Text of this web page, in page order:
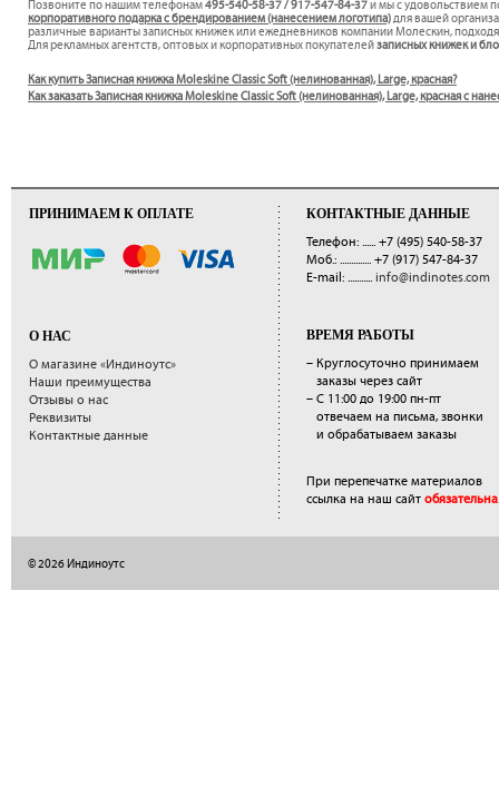
Позвоните по нашим телефонам495-540-58-37 / 917-547-84-37и мы с удовольствием
корпоративного подарка с брендированием (нанесением логотипа)для вашей
различные варианты записных книжек или ежедневников компании Молескин,
Для рекламных агентств, оптовых и корпоративных покупателейзаписных книжек и
Как купить Записная книжка Moleskine Classic Soft (нелинованная), Large, красная?
Как заказать Записная книжка Moleskine Classic Soft (нелинованная), Large, красная с
ПРИНИМАЕМ К ОПЛАТЕ
О НАС
О магазине «Индиноутс»
Наши преимущества
Отзывы о нас
Реквизиты
Контактные данные
КОНТАКТНЫЕ ДАННЫЕ
Телефон: ...... +7 (495) 540-58-37
Моб.: .............. +7 (917) 547-84-37
E-mail: ........... info@indinotes.com
ВРЕМЯ РАБОТЫ
– Круглосуточно принимаем
заказы через сайт
– С 11:00 до 19:00 пн-пт
отвечаем на письма, звонки
и обрабатываем заказы
При перепечатке материалов
ссылка на наш сайт обязательна.
© 2026 Индиноутс